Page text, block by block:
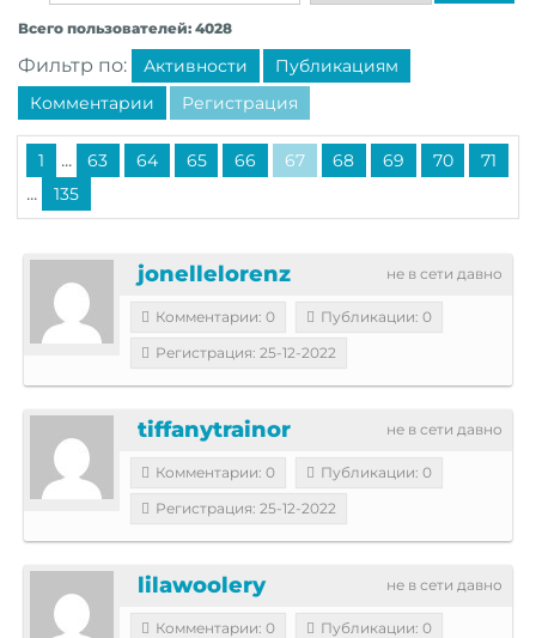
Всего пользователей: 4028
Фильтр по: Активности
Публикациям
Комментарии
Регистрация
1 ... 63 64 65 66 67 68 69 70 71
... 135
не в сети давно
jonellelorenz
Комментарии: 0
Публикации: 0
Регистрация: 25-12-2022
не в сети давно
tiffanytrainor
Комментарии: 0
Публикации: 0
Регистрация: 25-12-2022
не в сети давно
lilawoolery
Комментарии: 0
Публикации: 0